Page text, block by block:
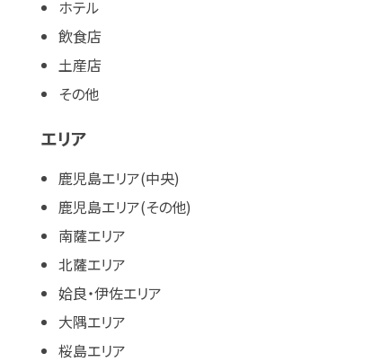
ホテル
飲食店
土産店
その他
エリア
鹿児島エリア(中央)
鹿児島エリア(その他)
南薩エリア
北薩エリア
姶良・伊佐エリア
大隅エリア
桜島エリア